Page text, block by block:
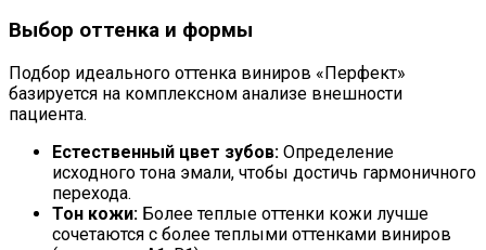
Выбор оттенка и формы
Подбор идеального оттенка виниров «Перфект»
базируется на комплексном анализе внешности
пациента.
Естественный цвет зубов: Определение
исходного тона эмали, чтобы достичь гармоничного
перехода.
Тон кожи: Более теплые оттенки кожи лучше
сочетаются с более теплыми оттенками виниров